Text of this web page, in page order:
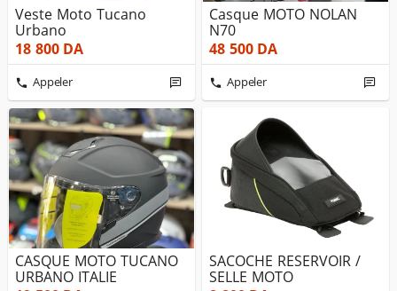
Veste Moto Tucano
Urbano
18 800DA
Appeler
Casque MOTO NOLAN
N70
48 500DA
Appeler
CASQUE MOTO TUCANO
URBANO ITALIE
SACOCHE RESERVOIR /
SELLE MOTO